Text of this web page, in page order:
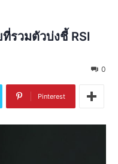
รวมตัวบ่งชี้ RSI
0
Pinterest